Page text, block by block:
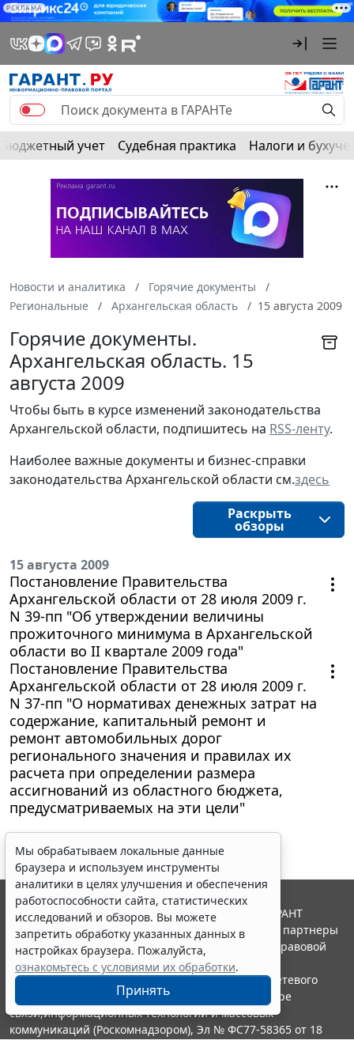
РЕКЛАМА
Бюджетный учет Судебная практика Налоги и
Новости и аналитика
Горячие документы
Региональные
Архангельская область 15 августа 2009
Горячие документы.
Архангельская область. 15
августа 2009
Чтобы быть в курсе изменений законодательства
Архангельской области, подпишитесь на RSS-ленту.
Наиболее важные документы и бизнес-справки
законодательства Архангельской области см.здесь
Раскрыть
обзоры
15 августа 2009
Постановление Правительства
Архангельской области от 28 июля 2009 г.
N 39-пп "Об утверждении величины
прожиточного минимума в Архангельской
области во II квартале 2009 года"
Постановление Правительства
Архангельской области от 28 июля 2009 г.
N 37-пп "О нормативах денежных затрат на
содержание, капитальный ремонт и
ремонт автомобильных дорог
регионального значения и правилах их
расчета при определении размера
ассигнований из областного бюджета,
предусматриваемых на эти цели"
Мы обрабатываем локальные данные
браузера и используем инструменты
аналитики в целях улучшения и обеспечения
работоспособности сайта, статистических
исследований и обзоров. Вы можете
запретить обработку указанных данных в
настройках браузера. Пожалуйста,
ознакомьтесь с условиями их обработки.
Принять
© ООО "НПП "ГАРАНТ-СЕРВИС", 2026. Система ГАРАНТ
выпускается с 1990 года. Компания "Гарант" и ее партнеры
являются участниками Российской ассоциации правовой
информации ГАРАНТ.
Портал ГАРАНТ.РУ зарегистрирован в качестве сетевого
издания Федеральной службой по надзору в сфере
связи,информационных технологий и массовых
коммуникаций (Роскомнадзором), Эл № ФС77-58365 от 18